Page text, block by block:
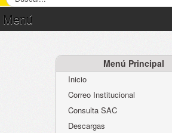
Menú
Atención al Ciudadano
Instituciones Educativas
Despacho Secretaría
Menú Principal
Inicio
Correo Institucional
Consulta SAC
Descargas